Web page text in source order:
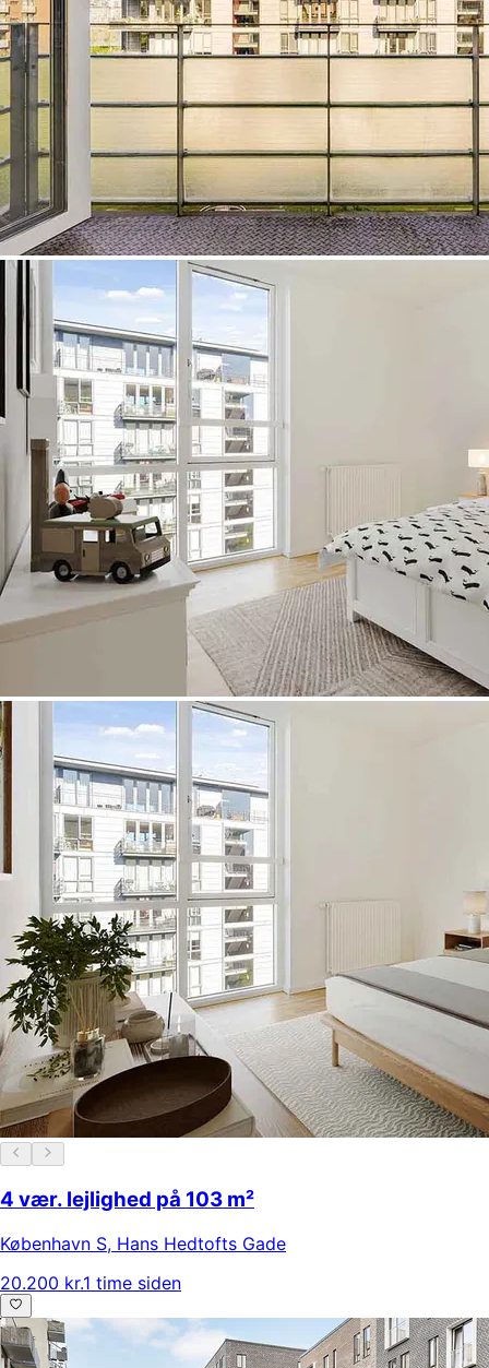
4 vær. lejlighed på 103 m²
København S, Hans Hedtofts Gade
20.200 kr.1 time siden